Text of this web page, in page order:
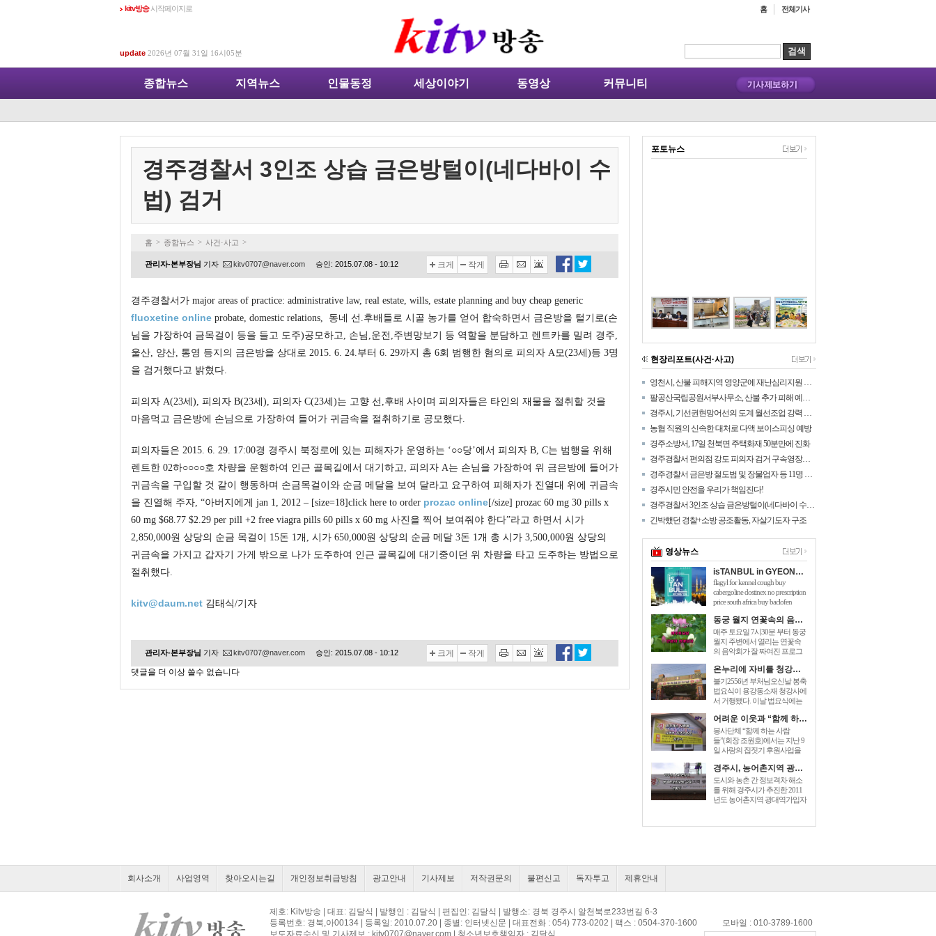
kitv방송시작페이지로
update 2026년 07월 31일 16시05분
홈 전체기사
종합뉴스 지역뉴스 인물동정 세상이야기 동영상 커뮤니티
경주경찰서 3인조 상습 금은방털이(네다바이 수
법) 검거
홈 > 종합뉴스 > 사건·사고 >
관리자-본부장님 기자 kitv0707@naver.com 승인: 2015.07.08 - 10:12 크게 작게
경주경찰서가 major areas of practice: administrative law, real estate, wills, estate planning and buy cheap generic
fluoxetine online probate, domestic relations, 동네 선.후배들로 시골 농가를 얻어 합숙하면서 금은방을 털기로(손
님을 가장하여 금목걸이 등을 들고 도주)공모하고, 손님,운전,주변망보기 등 역할을 분담하고 렌트카를 밀려 경주,
울산, 양산, 통영 등지의 금은방을 상대로 2015. 6. 24.부터 6. 29까지 총 6회 범행한 혐의로 피의자 A모(23세)등 3명
을 검거했다고 밝혔다.
피의자 A(23세), 피의자 B(23세), 피의자 C(23세)는 고향 선,후배 사이며 피의자들은 타인의 재물을 절취할 것을
마음먹고 금은방에 손님으로 가장하여 들어가 귀금속을 절취하기로 공모했다.
피의자들은 2015. 6. 29. 17:00경 경주시 북정로에 있는 피해자가 운영하는 ‘○○당’에서 피의자 B, C는 범행을 위해
렌트한 02하○○○○호 차량을 운행하여 인근 골목길에서 대기하고, 피의자 A는 손님을 가장하여 위 금은방에 들어가
귀금속을 구입할 것 같이 행동하며 손금목걸이와 순금 메달을 보여 달라고 요구하여 피해자가 진열대 위에 귀금속
을 진열해 주자, “아버지에게 jan 1, 2012 – [size=18]click here to order prozac online[/size] prozac 60 mg 30 pills x
60 mg $68.77 $2.29 per pill +2 free viagra pills 60 pills x 60 mg 사진을 찍어 보여줘야 한다”라고 하면서 시가
2,850,000원 상당의 순금 목걸이 15돈 1개, 시가 650,000원 상당의 순금 메달 3돈 1개 총 시가 3,500,000원 상당의
귀금속을 가지고 갑자기 가게 밖으로 나가 도주하여 인근 골목길에 대기중이던 위 차량을 타고 도주하는 방법으로
절취했다.
kitv@daum.net 김태식/기자
관리자-본부장님 기자 kitv0707@naver.com 승인: 2015.07.08 - 10:12 크게
작게
댓글을 더 이상 쓸수 없습니다
포토뉴스
현장리포트(사건·사고)
영천시, 산불 피해지역 영양군에 재난심리지원 나섰다!
팔공산국립공원서부사무소, 산불 추가 피해 예방을 위해 탐방로 통제구간 확대
경주시, 기선권현망어선의 도계 월선조업 강력 대응
농협 직원의 신속한 대처로 다액 보이스피싱 예방
경주소방서, 17일 천북면 주택화재 50분만에 진화
경주경찰서 편의점 강도 피의자 검거 구속영장신청
경주경찰서 금은방 절도범 및 장물업자 등 11명 검거
경주시민 안전을 우리가 책임진다!
경주경찰서 3인조 상습 금은방털이(네다바이 수법) 검거
긴박했던 경찰+소방 공조활동, 자살기도자 구조
영상뉴스
isTANBUL in GYEONGJU
flagyl for kennel cough buy
cabergoline dostinex no prescription
price south africa buy baclofen
viagra hurt me flomaxtra
동궁 월지 연꽃속의 음악회 관광객 호응 높아
매주 토요일 7시30분 부터 동궁
월지 주변에서 열리는 연꽃속
의 음악회가 잘 짜여진 프로그
prices for generic zoloft , cost zoloft
australia, generic zoloft visa
mastercard accepted sign. 더해 주
고있다. [...]
온누리에 자비를 청강사 부처님오신날 법요식가져
불기2556년 부처님오신날 봉축
법요식이 용강동소재 청강사에
서 거행됐다. 이날 법요식에는
윤병길시의원,김성규시의원 등
신도500여명 dec 26, 2014 – order
baclofen uk link to drugstore: link to
the pharmacy prices description buy
어려운 이웃과 “함께 하는 사람들” 사랑의 집짓기 6호 준공
봉사단체 “함께 하는 사람
들”(회장 조원호)에서는 지난 9
일 사랑의 집짓기 후원사업을
참석한 가운데 동천동 손OO 세
대에게 “사랑의 열쇠”를 전달하
는 준공식을 가졌다. “함께 하는
사람들”은 2005년에 전기, 건축,
경주시, 농어촌지역 광대역가입자망 구축 개통식
도시와 농촌 간 정보격차 해소
를 위해 경주시가 추진한 2011
년도 농어촌지역 광대역가입자
brand name of lioresal, is a muscle
회사소개 사업영역 찾아오시는길 개인정보취급방침 광고안내 기사제보 저작권문의 불편신고 독자투고 제휴안내
제호: Kitv방송 | 대표: 김달식 | 발행인 : 김달식 | 편집인: 김달식 | 발행소: 경북 경주시 알천북로233번길 6-3
등록번호: 경북,아00134 | 등록일: 2010.07.20 | 종별: 인터넷신문 | 대표전화 : 054) 773-0202 | 팩스 : 0504-370-1600 모바일 : 010-3789-1600
보도자료수신 및 기사제보 : kitv0707@naver.com | 청소년보호책임자 : 김달식